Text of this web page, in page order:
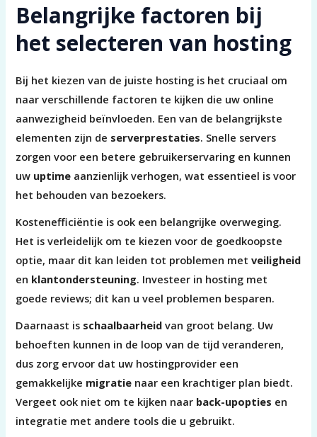
Belangrijke factoren bij
het selecteren van hosting
Bij het kiezen van de juiste hosting is het cruciaal om
naar verschillende factoren te kijken die uw online
aanwezigheid beïnvloeden. Een van de belangrijkste
elementen zijn de serverprestaties. Snelle servers
zorgen voor een betere gebruikerservaring en kunnen
uw uptime aanzienlijk verhogen, wat essentieel is voor
het behouden van bezoekers.
Kostenefficiëntie is ook een belangrijke overweging.
Het is verleidelijk om te kiezen voor de goedkoopste
optie, maar dit kan leiden tot problemen metveiligheid
en klantondersteuning. Investeer in hosting met
goede reviews; dit kan u veel problemen besparen.
Daarnaast is schaalbaarheid van groot belang. Uw
behoeften kunnen in de loop van de tijd veranderen,
dus zorg ervoor dat uw hostingprovider een
gemakkelijke migratie naar een krachtiger plan biedt.
Vergeet ook niet om te kijken naar back-upopties en
integratie met andere tools die u gebruikt.